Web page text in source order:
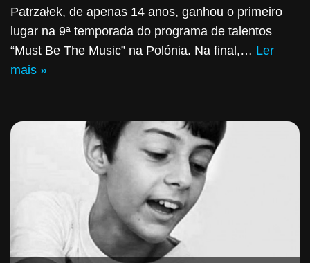
Patrzałek, de apenas 14 anos, ganhou o primeiro
lugar na 9ª temporada do programa de talentos
“Must Be The Music” na Polónia. Na final,… Ler
mais »